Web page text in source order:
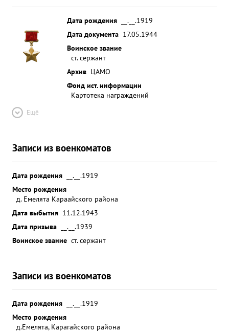
Дата рождения
__.__.1919
Дата документа 17.05.1944
Воинское звание
ст. сержант
Архив ЦАМО
Фонд ист. информации
Картотека награждений
Ещё
Записи из военкоматов
Дата рождения
__.__.1919
Место рождения
д. Емелята Караайского района
Дата выбытия 11.12.1943
Дата призыва
__.__.1939
Воинское звание ст. сержант
Записи из военкоматов
Дата рождения
__.__.1919
Место рождения
д.Емелята, Карагайского района